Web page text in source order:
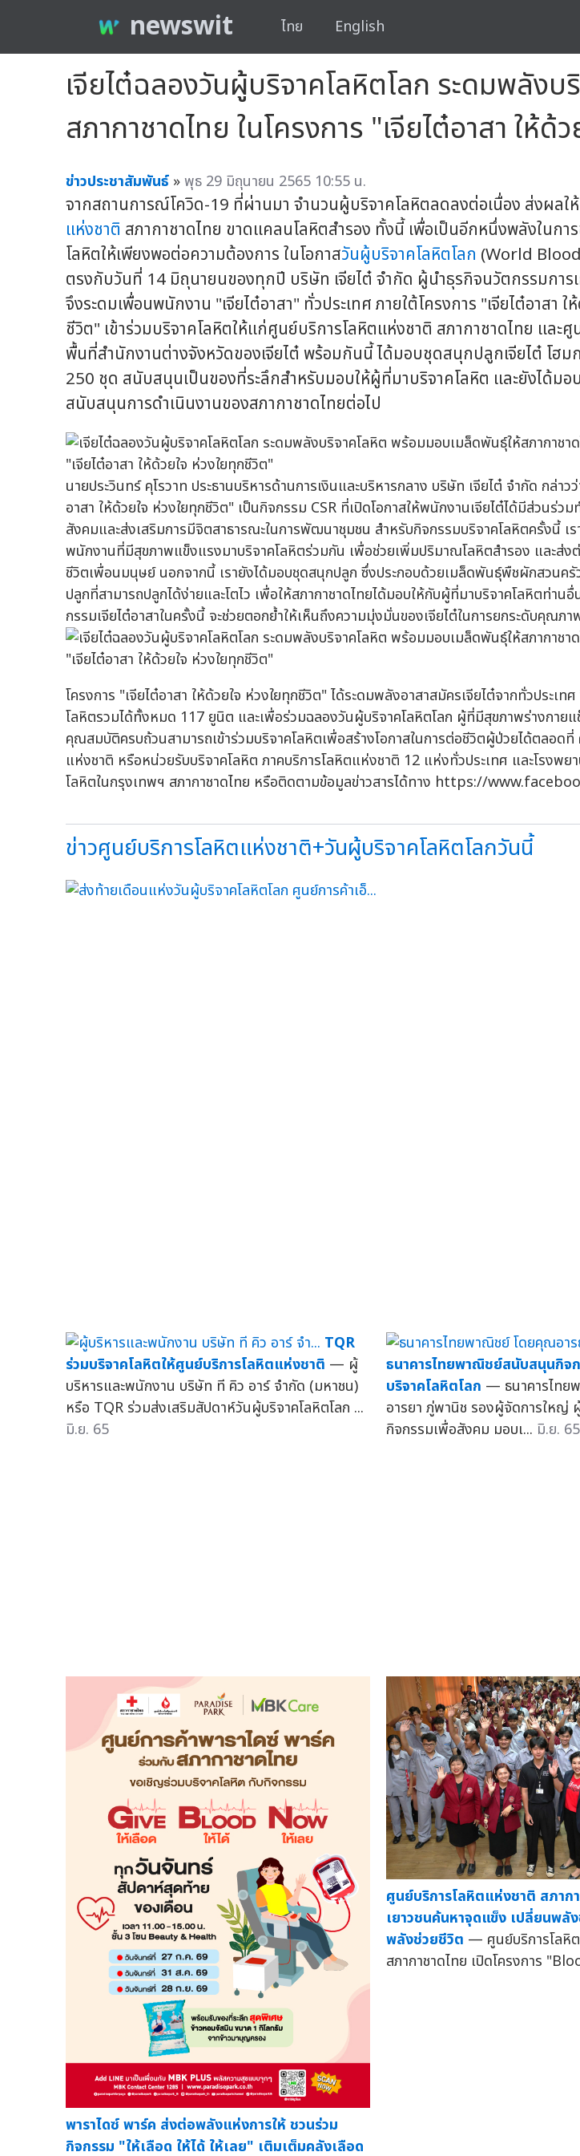
newswit ไทย English
เจียไต๋ฉลองวันผู้บริจาคโลหิตโลก ระดมพลัง
สภากาชาดไทย ในโครงการ "เจียไต๋อาสา ให้ด้
ข่าวประชาสัมพันธ์ »พุธ 29 มิถุนายน 2565 10:55 น.
จากสถานการณ์โควิด-19 ที่ผ่านมา จำนวนผู้บริจาคโลหิตลดลงต่อเนื่อง ส่งผลให้
แห่งชาติ สภากาชาดไทย ขาดแคลนโลหิตสำรอง ทั้งนี้ เพื่อเป็นอีกหนึ่งพลังในก
โลหิตให้เพียงพอต่อความต้องการ ในโอกาสวันผู้บริจาคโลหิตโลก (World
ตรงกับวันที่ 14 มิถุนายนของทุกปี บริษัท เจียไต๋ จำกัด ผู้นำธุรกิจนวัตกรรมการ
จึงระดมเพื่อนพนักงาน "เจียไต๋อาสา" ทั่วประเทศ ภายใต้โครงการ "เจียไต๋อาสา ใ
ชีวิต" เข้าร่วมบริจาคโลหิตให้แก่ศูนย์บริการโลหิตแห่งชาติ สภากาชาดไทย และศู
พื้นที่สำนักงานต่างจังหวัดของเจียไต๋ พร้อมกันนี้ ได้มอบชุดสนุกปลูกเจียไต๋ โฮม
250 ชุด สนับสนุนเป็นของที่ระลึกสำหรับมอบให้ผู้ที่มาบริจาคโลหิต และยังได้มอ
สนับสนุนการดำเนินงานของสภากาชาดไทยต่อไป
นายประวินทร์ คุโรวาท ประธานบริหารด้านการเงินและบริหารกลาง บริษัท เจียไต๋ จำกัด กล่าว
อาสา ให้ด้วยใจ ห่วงใยทุกชีวิต" เป็นกิจกรรม CSR ที่เปิดโอกาสให้พนักงานเจียไต๋ได้มีส่วนร่ว
สังคมและส่งเสริมการมีจิตสาธารณะในการพัฒนาชุมชน สำหรับกิจกรรมบริจาคโลหิตครั้งนี้ เร
พนักงานที่มีสุขภาพแข็งแรงมาบริจาคโลหิตร่วมกัน เพื่อช่วยเพิ่มปริมาณโลหิตสำรอง และส่งต่
ชีวิตเพื่อนมนุษย์ นอกจากนี้ เรายังได้มอบชุดสนุกปลูก ซึ่งประกอบด้วยเมล็ดพันธุ์พืชผักสวนครั
ปลูกที่สามารถปลูกได้ง่ายและโตไว เพื่อให้สภากาชาดไทยได้มอบให้กับผู้ที่มาบริจาคโลหิตท่าน
กรรมเจียไต๋อาสาในครั้งนี้ จะช่วยตอกย้ำให้เห็นถึงความมุ่งมั่นของเจียไต๋ในการยกระดับคุณภ
โครงการ "เจียไต๋อาสา ให้ด้วยใจ ห่วงใยทุกชีวิต" ได้ระดมพลังอาสาสมัครเจียไต๋จากทั่วประเท
โลหิตรวมได้ทั้งหมด 117 ยูนิต และเพื่อร่วมฉลองวันผู้บริจาคโลหิตโลก ผู้ที่มีสุขภาพร่างกาย
คุณสมบัติครบถ้วนสามารถเข้าร่วมบริจาคโลหิตเพื่อสร้างโอกาสในการต่อชีวิตผู้ป่วยได้ตลอด
แห่งชาติ หรือหน่วยรับบริจาคโลหิต ภาคบริการโลหิตแห่งชาติ 12 แห่งทั่วประเทศ และโรงพยา
โลหิตในกรุงเทพฯ สภากาชาดไทย หรือติดตามข้อมูลข่าวสารได้ทาง https://
ข่าวศูนย์บริการโลหิตแห่งชาติ+วันผู้บริจาคโลหิตโลกวันนี้
TQR
ร่วมบริจาคโลหิตให้ศูนย์บริการโลหิตแห่งชาติ — ผู้
บริหารและพนักงาน บริษัท ที คิว อาร์ จำกัด (มหาชน)
หรือ TQR ร่วมส่งเสริมสัปดาห์วันผู้บริจาคโลหิตโลก ...
มิ.ย. 65
ธนาคารไทยพาณิชย์สนับสนุนกิจ
บริจาคโลหิตโลก — ธนาคารไทย
อารยา ภู่พานิช รองผู้จัดการใหญ่
กิจกรรมเพื่อสังคม มอบเ... มิ.ย. 65
พาราไดซ์ พาร์ค ส่งต่อพลังแห่งการให้ ชวนร่วม
กิจกรรม "ให้เลือด ให้ได้ ให้เลย" เติมเต็มคลังเลือด
ศูนย์บริการโลหิตแห่งชาติ สภาก
เยาวชนค้นหาจุดแข็ง เปลี่ยนพลั
พลังช่วยชีวิต — ศูนย์บริการโลหิ
สภากาชาดไทย เปิดโครงการ